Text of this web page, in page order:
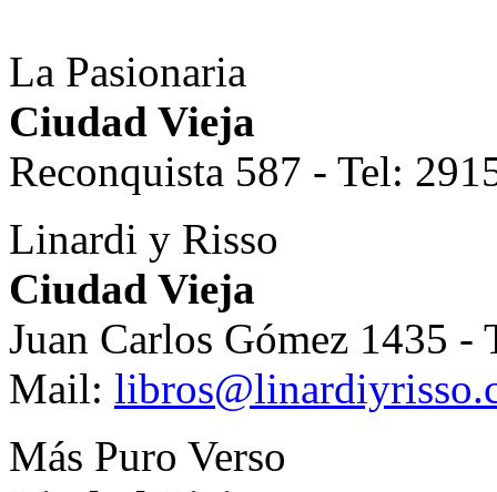
La Pasionaria
Ciudad Vieja
Reconquista 587 - Tel:
Linardi y Risso
Ciudad Vieja
Juan Carlos Gómez 1435 -
Mail:
Más Puro Verso